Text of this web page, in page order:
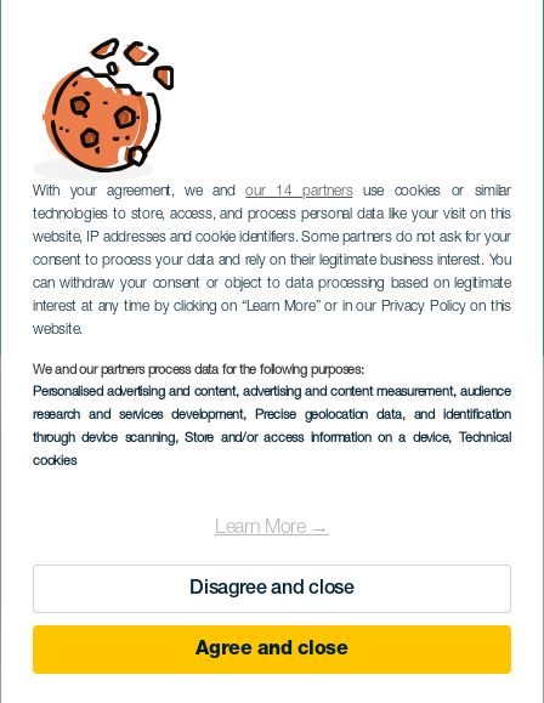
With your agreement, we andour 14 partnersuse cookies or similar
technologies to store, access, and process personal data like your visit on this
website, IP addresses and cookie identifiers. Some partners do not ask for your
consent to process your data and rely on their legitimate business interest. You
can withdraw your consent or object to data processing based on legitimate
interest at any time by clicking on “Learn More” or in our Privacy Policy on this
website.
We and our partners process data for the following purposes:
Personalised advertising and content, advertising and content measurement, audience
research and services development, Precise geolocation data, and identification
through device scanning, Store and/or access information on a device, Technical
cookies
Learn More →
Disagree and close
Agree and close
Della Du na koncertě
TENERIFE
Imagen
Listado